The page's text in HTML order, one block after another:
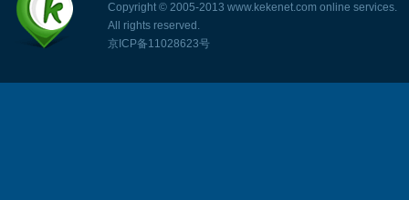
Copyright © 2005-2013 www.kekenet.com online services.
All rights reserved.
京ICP备11028623号